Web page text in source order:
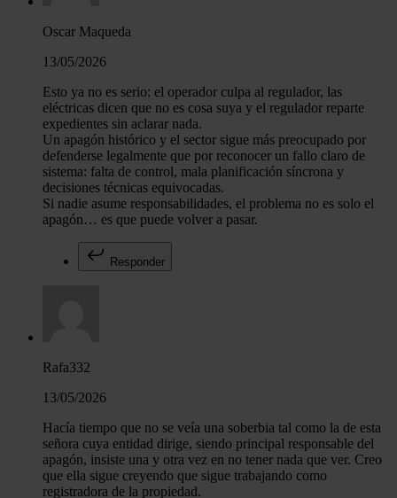
Oscar Maqueda
13/05/2026
Esto ya no es serio: el operador culpa al regulador, las
eléctricas dicen que no es cosa suya y el regulador reparte
expedientes sin aclarar nada.
Un apagón histórico y el sector sigue más preocupado por
defenderse legalmente que por reconocer un fallo claro de
sistema: falta de control, mala planificación síncrona y
decisiones técnicas equivocadas.
Si nadie asume responsabilidades, el problema no es solo el
apagón… es que puede volver a pasar.
Responder
Rafa332
13/05/2026
Hacía tiempo que no se veía una soberbia tal como la de esta
señora cuya entidad dirige, siendo principal responsable del
apagón, insiste una y otra vez en no tener nada que ver. Creo
que ella sigue creyendo que sigue trabajando como
registradora de la propiedad.